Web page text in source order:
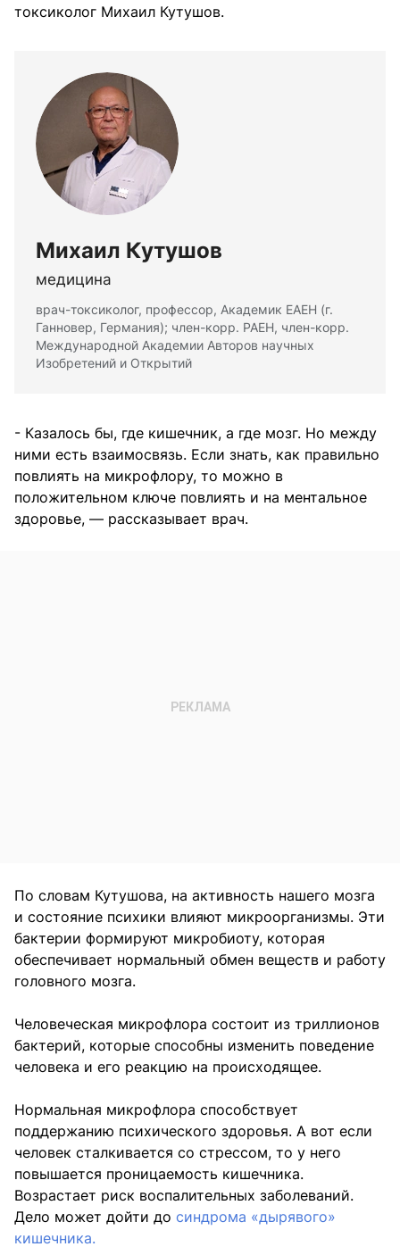
токсиколог Михаил Кутушов.
Михаил Кутушов
медицина
врач-токсиколог, профессор, Академик ЕАЕН (г.
Ганновер, Германия); член-корр. РАЕН, член-корр.
Международной Академии Авторов научных
Изобретений и Открытий
- Казалось бы, где кишечник, а где мозг. Но между
ними есть взаимосвязь. Если знать, как правильно
повлиять на микрофлору, то можно в
положительном ключе повлиять и на ментальное
здоровье, — рассказывает врач.
По словам Кутушова, на активность нашего мозга
и состояние психики влияют микроорганизмы. Эти
бактерии формируют микробиоту, которая
обеспечивает нормальный обмен веществ и работу
головного мозга.
Человеческая микрофлора состоит из триллионов
бактерий, которые способны изменить поведение
человека и его реакцию на происходящее.
Нормальная микрофлора способствует
поддержанию психического здоровья. А вот если
человек сталкивается со стрессом, то у него
повышается проницаемость кишечника.
Возрастает риск воспалительных заболеваний.
Дело может дойти до синдрома «дырявого»
кишечника.